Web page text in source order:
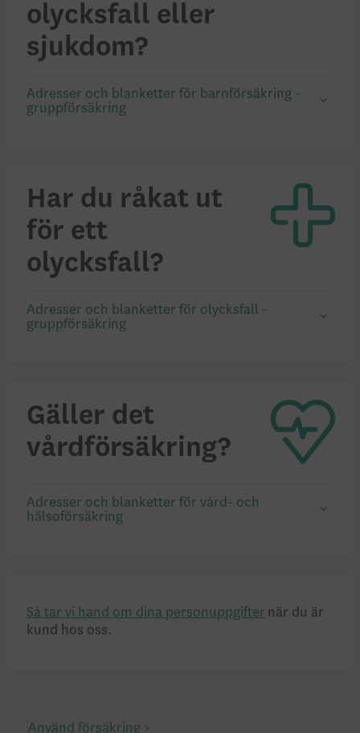
olycksfall eller
sjukdom?
Adresser och blanketter för barnförsäkring -
gruppförsäkring
Har du råkat ut
för ett
olycksfall?
Adresser och blanketter för olycksfall -
gruppförsäkring
Gäller det
vårdförsäkring?
Adresser och blanketter för vård- och
hälsoförsäkring
Så tar vi hand om dina personuppgifter när du är
kund hos oss.
Använd försäkring